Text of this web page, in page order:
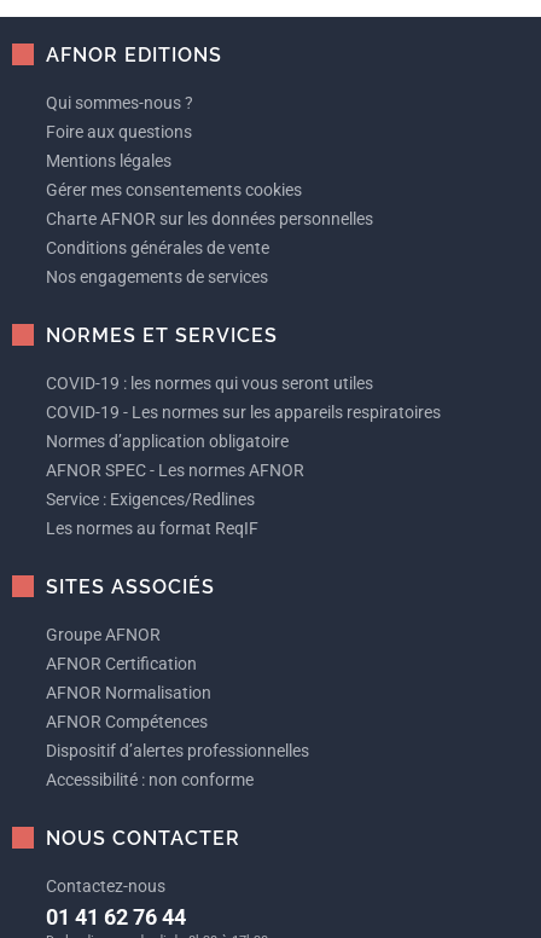
AFNOR EDITIONS
Qui sommes-nous ?
Foire aux questions
Mentions légales
Gérer mes consentements cookies
Charte AFNOR sur les données personnelles
Conditions générales de vente
Nos engagements de services
NORMES ET SERVICES
COVID-19 : les normes qui vous seront utiles
COVID-19 - Les normes sur les appareils respiratoires
Normes d’application obligatoire
AFNOR SPEC - Les normes AFNOR
Service : Exigences/Redlines
Les normes au format ReqIF
SITES ASSOCIÉS
Groupe AFNOR
AFNOR Certification
AFNOR Normalisation
AFNOR Compétences
Dispositif d’alertes professionnelles
Accessibilité : non conforme
NOUS CONTACTER
Contactez-nous
01 41 62 76 44